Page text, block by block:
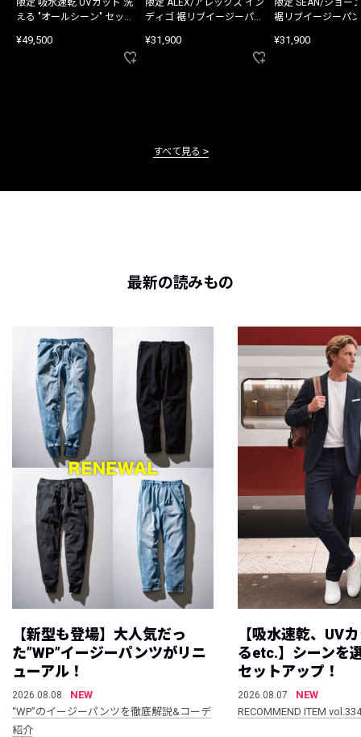
える "オールシーン" セット
¥49,500
ディゴ 裾リブイージーパン
¥31,900
裾リブイージーパ
¥31,900
すべて見る
最新の読みもの
【新型も登場】大人気だっ
た”WP”イージーパンツがリニ
ューアル！
2026.08.08
NEW
“WP”のイージーパンツを徹底解説&コーデ
紹介
【吸水速乾、UV
るetc.】シーンを
セットアップ！
2026.08.07
NEW
RECOMMEND ITEM vol.334